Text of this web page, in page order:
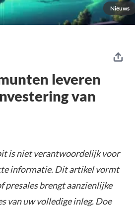
Nieuws
leveren
van
is niet verantwoordelijk voor
informatie. Dit artikel vormt
presales brengt aanzienlijke
van uw volledige inleg. Doe